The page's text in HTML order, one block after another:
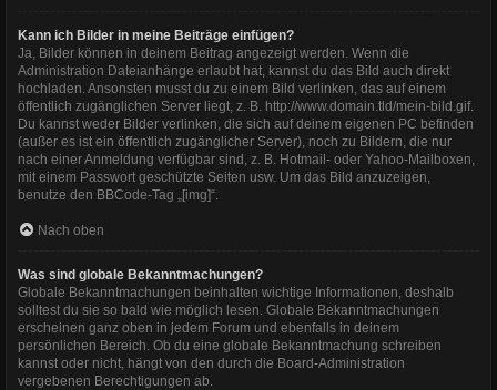
Kann ich Bilder in meine Beiträge einfügen?
Ja, Bilder können in deinem Beitrag angezeigt werden. Wenn die
Administration Dateianhänge erlaubt hat, kannst du das Bild auch direkt
hochladen. Ansonsten musst du zu einem Bild verlinken, das auf einem
öffentlich zugänglichen Server liegt, z. B. http://www.domain.tld/mein-bild.gif.
Du kannst weder Bilder verlinken, die sich auf deinem eigenen PC befinden
(außer es ist ein öffentlich zugänglicher Server), noch zu Bildern, die nur
nach einer Anmeldung verfügbar sind, z. B. Hotmail- oder Yahoo-Mailboxen,
mit einem Passwort geschützte Seiten usw. Um das Bild anzuzeigen,
benutze den BBCode-Tag „[img]“.
Nach oben
Was sind globale Bekanntmachungen?
Globale Bekanntmachungen beinhalten wichtige Informationen, deshalb
solltest du sie so bald wie möglich lesen. Globale Bekanntmachungen
erscheinen ganz oben in jedem Forum und ebenfalls in deinem
persönlichen Bereich. Ob du eine globale Bekanntmachung schreiben
kannst oder nicht, hängt von den durch die Board-Administration
vergebenen Berechtigungen ab.